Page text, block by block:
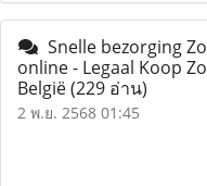
Snelle bezorging
online - Legaal Koop
België(229 อ่าน)
2 พ.ย. 2568 01:45